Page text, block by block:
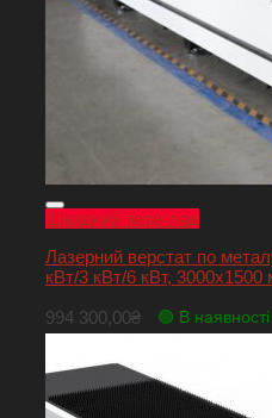
Швидкий перегляд
Лазерний верстат по
кВт/3 кВт/6 кВт, 3000х1500
994 300,00₴ 🟢 В наявності